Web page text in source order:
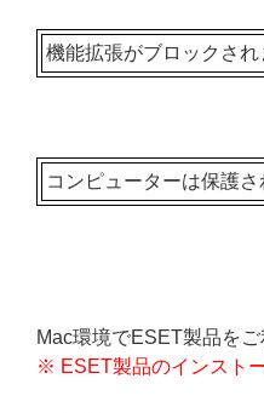
機能拡張がブロックされ
コンピューターは保護
Mac環境でESET製品を
※ ESET製品のインスト